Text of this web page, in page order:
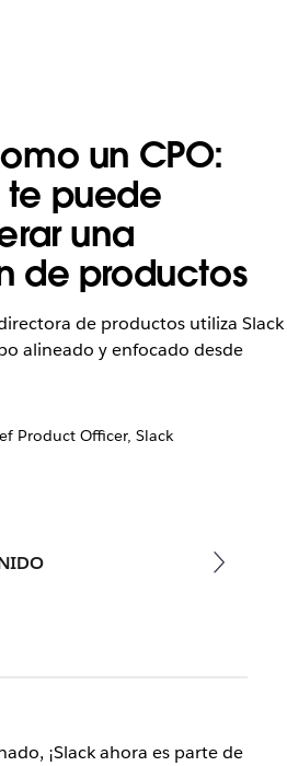
un CPO:
puede
una
de productos
de productos utiliza Slack
alineado y enfocado desde
Product Officer, Slack
¡Slack ahora es parte de